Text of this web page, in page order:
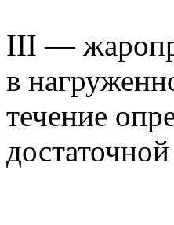
III —
в
течение